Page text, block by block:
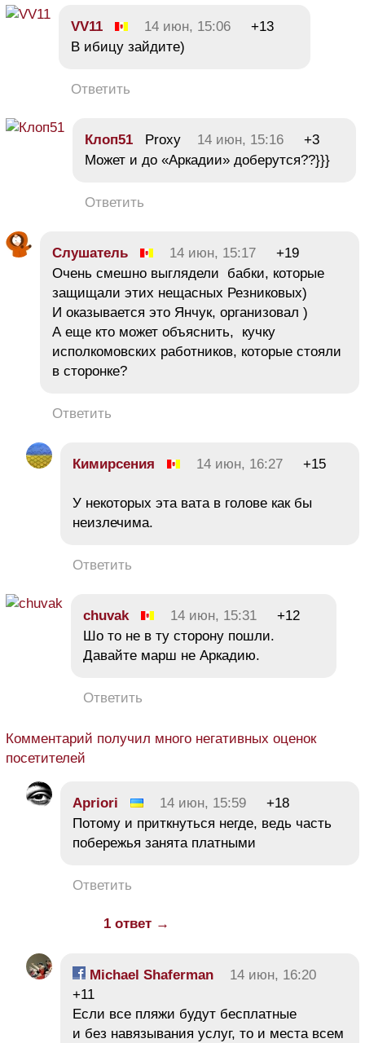
VV11 14 июн, 15:06
+13
В ибицу зайдите)
Ответить
Клоп51 Proxy 14 июн, 15:16
+3
Может и до «Аркадии» доберутся??}}}
Ответить
Слушатель 14 июн, 15:17
+19
Очень смешно выглядели бабки, которые
защищали этих нещасных Резниковых)
И оказывается это Янчук, организовал )
А еще кто может объяснить, кучку
исполкомовских работников, которые стояли
в сторонке?
Ответить
Кимирсения 14 июн, 16:27 +15
У некоторых эта вата в голове как бы
неизлечима.
Ответить
chuvak 14 июн, 15:31
+12
Шо то не в ту сторону пошли.
Давайте марш не Аркадию.
Ответить
Комментарий получил много негативных оценок
посетителей
Apriori 14 июн, 15:59
+18
Потому и приткнуться негде, ведь часть
побережья занята платными
Ответить
1 ответ →
Michael Shaferman
14 июн, 16:20
+11
Если все пляжи будут бесплатные
и без навязывания услуг, то и места всем